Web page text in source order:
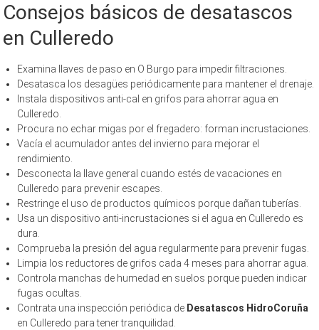
Consejos básicos de desatascos
en Culleredo
Examina llaves de paso en O Burgo para impedir filtraciones.
Desatasca los desagües periódicamente para mantener el drenaje.
Instala dispositivos anti-cal en grifos para ahorrar agua en
Culleredo.
Procura no echar migas por el fregadero: forman incrustaciones.
Vacía el acumulador antes del invierno para mejorar el
rendimiento.
Desconecta la llave general cuando estés de vacaciones en
Culleredo para prevenir escapes.
Restringe el uso de productos químicos porque dañan tuberías.
Usa un dispositivo anti-incrustaciones si el agua en Culleredo es
dura.
Comprueba la presión del agua regularmente para prevenir fugas.
Limpia los reductores de grifos cada 4 meses para ahorrar agua.
Controla manchas de humedad en suelos porque pueden indicar
fugas ocultas.
Contrata una inspección periódica de Desatascos HidroCoruña
en Culleredo para tener tranquilidad.